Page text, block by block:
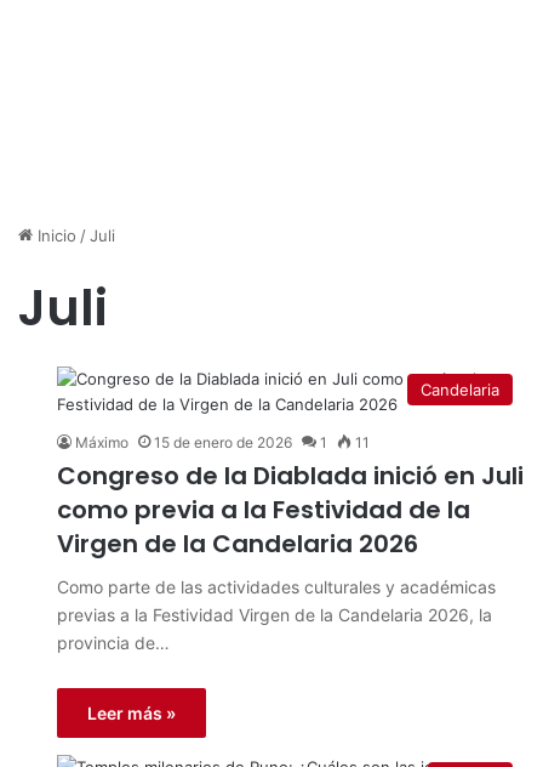
Inicio /Juli
Juli
Candelaria
Máximo 15 de enero de 2026 1 11
Congreso de la Diablada inició en Juli
como previa a la Festividad de la
Virgen de la Candelaria 2026
Como parte de las actividades culturales y académicas
previas a la Festividad Virgen de la Candelaria 2026, la
provincia de…
Leer más »